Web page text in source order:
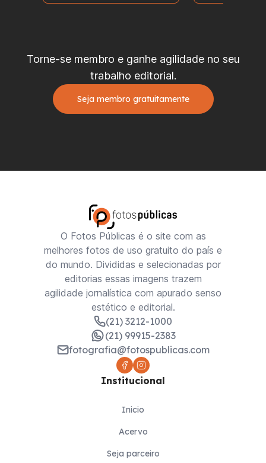
Torne-se membro e ganhe agilidade no seu
trabalho editorial.
Seja membro gratuitamente
O Fotos Públicas é o site com as
melhores fotos de uso gratuito do país e
do mundo. Divididas e selecionadas por
editorias essas imagens trazem
agilidade jornalística com apurado senso
estético e editorial.
(21) 3212-1000
(21) 99915-2383
fotografia@fotospublicas.com
Institucional
Inicio
Acervo
Seja parceiro